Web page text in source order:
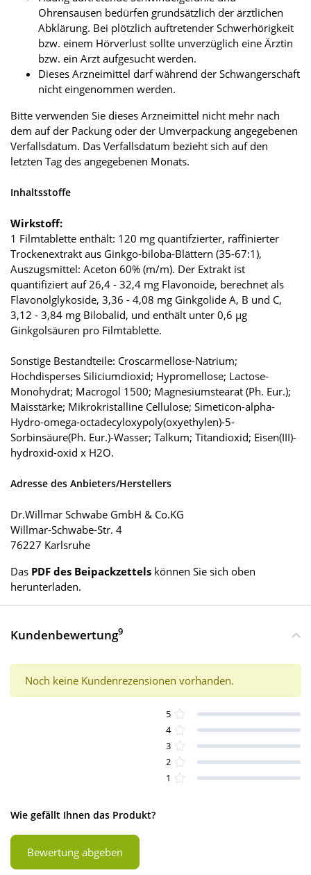
Ohrensausen bedürfen grundsätzlich der ärztlichen
Abklärung. Bei plötzlich auftretender Schwerhörigkeit
bzw. einem Hörverlust sollte unverzüglich eine Ärztin
bzw. ein Arzt aufgesucht werden.
Dieses Arzneimittel darf während der Schwangerschaft
nicht eingenommen werden.
Bitte verwenden Sie dieses Arzneimittel nicht mehr nach
dem auf der Packung oder der Umverpackung angegebenen
Verfallsdatum. Das Verfallsdatum bezieht sich auf den
letzten Tag des angegebenen Monats.
Inhaltsstoffe
Wirkstoff:
1 Filmtablette enthält: 120 mg quantifzierter, raffinierter
Trockenextrakt aus Ginkgo-biloba-Blättern (35-67:1),
Auszugsmittel: Aceton 60% (m/m). Der Extrakt ist
quantifiziert auf 26,4 - 32,4 mg Flavonoide, berechnet als
Flavonolglykoside, 3,36 - 4,08 mg Ginkgolide A, B und C,
3,12 - 3,84 mg Bilobalid, und enthält unter 0,6 µg
Ginkgolsäuren pro Filmtablette.
Sonstige Bestandteile: Croscarmellose-Natrium;
Hochdisperses Siliciumdioxid; Hypromellose; Lactose-
Monohydrat; Macrogol 1500; Magnesiumstearat (Ph. Eur.);
Maisstärke; Mikrokristalline Cellulose; Simeticon-alpha-
Hydro-omega-octadecyloxypoly(oxyethylen)-5-
Sorbinsäure(Ph. Eur.)-Wasser; Talkum; Titandioxid; Eisen(III)-
hydroxid-oxid x H2O.
Adresse des Anbieters/Herstellers
Dr.Willmar Schwabe GmbH & Co.KG
Willmar-Schwabe-Str. 4
76227 Karlsruhe
Das PDF des Beipackzettels können Sie sich oben
herunterladen.
Kundenbewertung9
Noch keine Kundenrezensionen vorhanden.
5
4
3
2
1
Wie gefällt Ihnen das Produkt?
Bewertung abgeben